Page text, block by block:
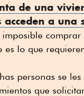
de una
acceden a
imposible
lo que
personas se
que